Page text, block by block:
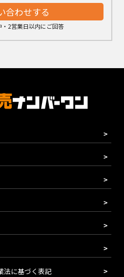
合わせする
2営業日以内にご回答
法に基づく表記